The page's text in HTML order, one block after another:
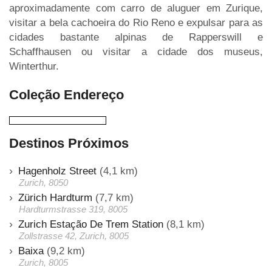
aproximadamente com carro de aluguer em Zurique,
visitar a bela cachoeira do Rio Reno e expulsar para as
cidades bastante alpinas de Rapperswill e
Schaffhausen ou visitar a cidade dos museus,
Winterthur.
Coleção Endereço
Destinos Próximos
Hagenholz Street (4,1 km)
Zurich, 8050
Zürich Hardturm (7,7 km)
Hardturmstrasse 319, 8005
Zurich Estação De Trem Station (8,1 km)
Zollstrasse 42, Zurich, 8005
Baixa (9,2 km)
Zurich, 8005